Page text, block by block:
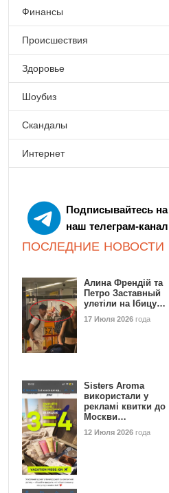
Финансы
Происшествия
Здоровье
Шоубиз
Скандалы
Интернет
Подписывайтесь на
наш телеграм-канал
ПОСЛЕДНИЕ НОВОСТИ
Алина Френдій та
Петро Заставный
улетіли на Ібицу…
17 Июля 2026 года
Sisters Aroma
використали у
рекламі квитки до
Москви…
12 Июля 2026 года